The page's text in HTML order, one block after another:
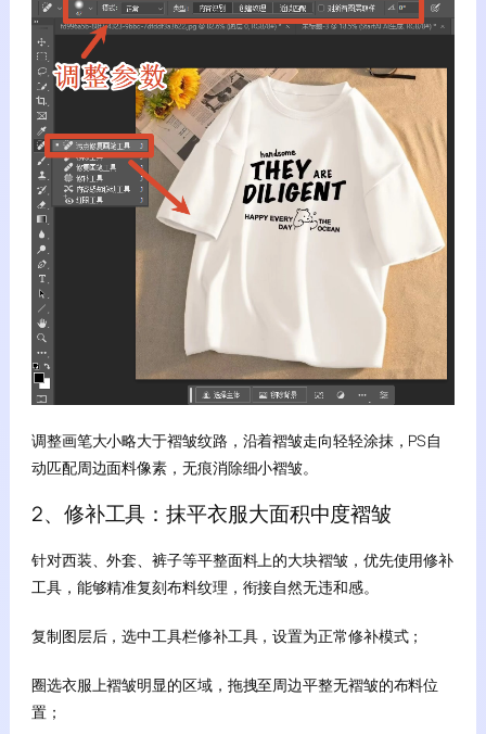
调整画笔大小略大于褶皱纹路，沿着褶皱走向轻轻涂抹，PS自
动匹配周边面料像素，无痕消除细小褶皱。
2、修补工具：抹平衣服大面积中度褶皱
针对西装、外套、裤子等平整面料上的大块褶皱，优先使用修补
工具，能够精准复刻布料纹理，衔接自然无违和感。
复制图层后，选中工具栏修补工具，设置为正常修补模式；
圈选衣服上褶皱明显的区域，拖拽至周边平整无褶皱的布料位
置；